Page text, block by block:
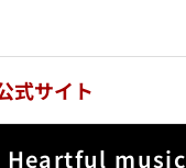
式サイト
Heartful music